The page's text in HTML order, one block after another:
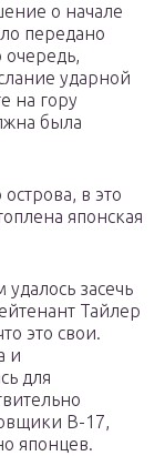
о начале
передано
ударной
на гору
была
в это
японская
засечь
Тайлер
это свои.
и
для
B-17,
японцев.